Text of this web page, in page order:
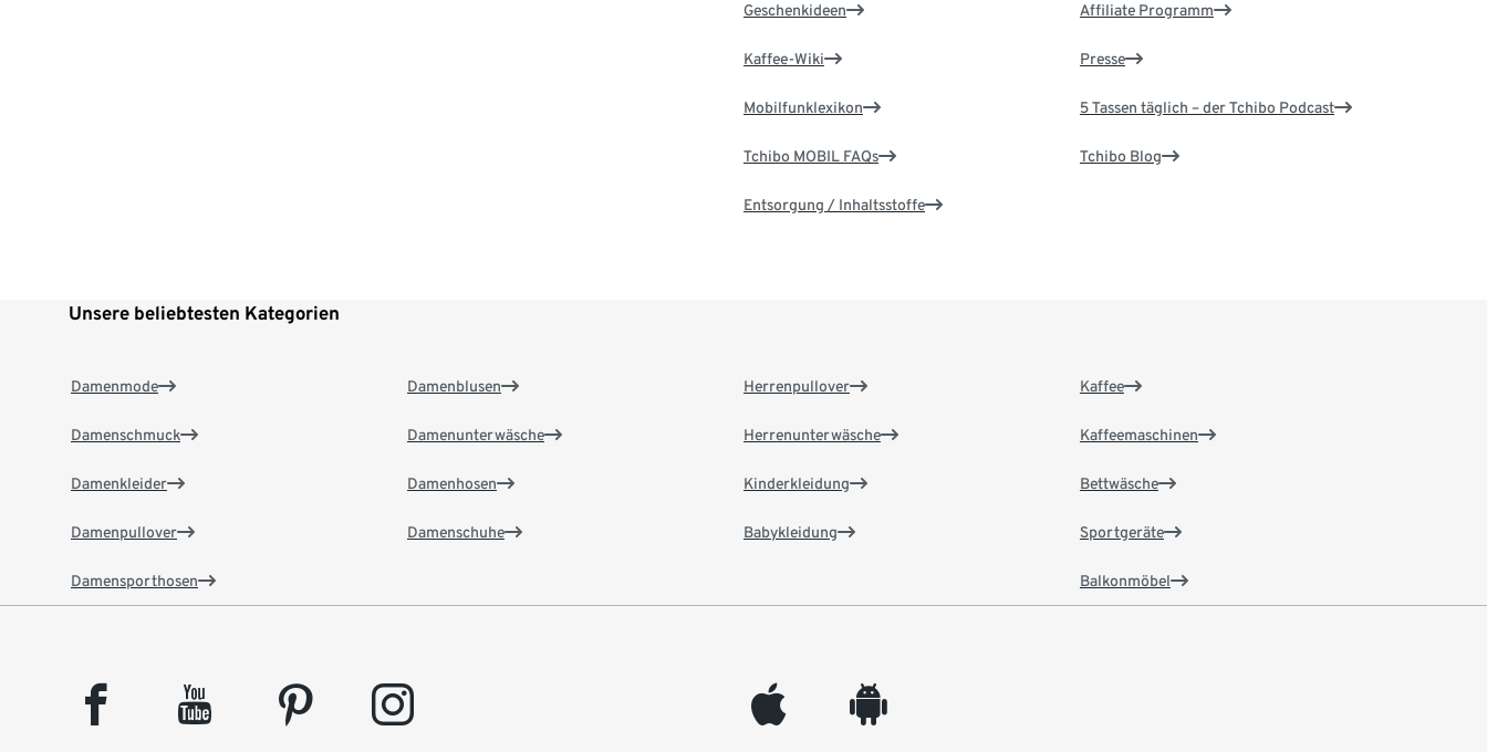
Geschenkideen
Kaffee-Wiki
Mobilfunklexikon
Tchibo MOBIL FAQs
Entsorgung / Inhaltsstoffe
Affiliate Programm
Presse
5 Tassen täglich – der Tchibo Podcast
Tchibo Blog
Unsere beliebtesten Kategorien
Damenmode
Damenschmuck
Damenkleider
Damenpullover
Damensporthosen
Damenblusen
Damenunterwäsche
Damenhosen
Damenschuhe
Herrenpullover
Herrenunterwäsche
Kinderkleidung
Babykleidung
Kaffee
Kaffeemaschinen
Bettwäsche
Sportgeräte
Balkonmöbel
facebook youtube pinterest instagram appleinc android